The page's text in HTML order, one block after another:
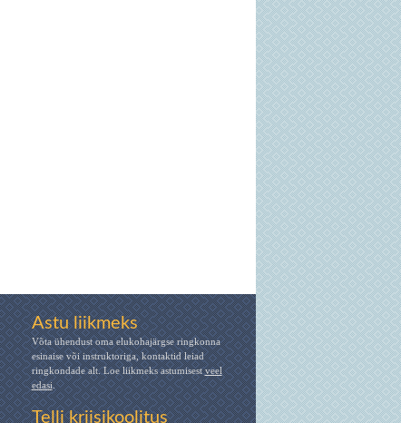
Astu liikmeks
Võta ühendust oma elukohajärgse ringkonna
esinaise või instruktoriga, kontaktid leiad
ringkondade alt. Loe liikmeks astumisestveel
edasi.
Telli kriisikoolitus